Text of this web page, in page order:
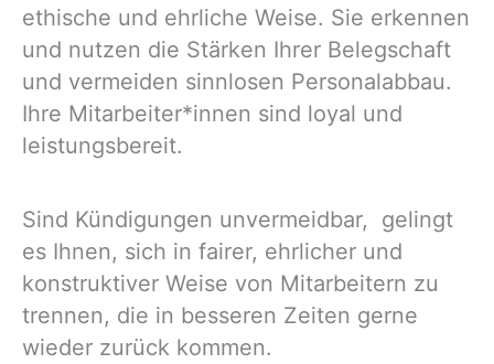
ethische und ehrliche Weise. Sie erkennen
und nutzen die Stärken Ihrer Belegschaft
und vermeiden sinnlosen Personalabbau.
Ihre Mitarbeiter*innen sind loyal und
leistungsbereit.
Sind Kündigungen unvermeid­bar, gelingt
es Ihnen, sich in fairer, ehrlicher und
konstruk­tiver Weise von Mitarbeitern zu
trennen, die in besseren Zeiten gerne
wieder zurück kommen.